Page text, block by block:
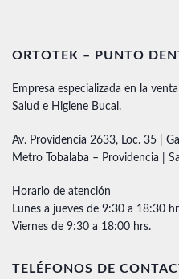
ORTOTEK – PUNTO
Empresa especializada en la
Salud e Higiene Bucal.
Av. Providencia 2633, Loc. 35 |
Metro Tobalaba – Providencia |
Horario de atención
Lunes a jueves de 9:30 a 18:30
Viernes de 9:30 a 18:00 hrs.
TELÉFONOS DE